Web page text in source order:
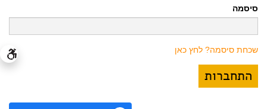
סיסמה
שכחת סיסמה? לחץ כאן